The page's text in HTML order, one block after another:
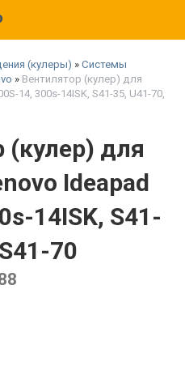
(кулеры) » Системы
» Вентилятор (кулер) для
14, 300s-14ISK, S41-35, U41-70,
(кулер) для
Ideapad
14ISK, S41-
70